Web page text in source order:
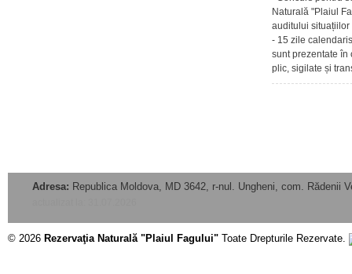
Naturală "Plaiul
auditului situațiilor
- 15 zile
sunt prezentate în
plic, sigilate și
Adresa: Republica Moldova, MD 3642, r-nul. Ungheni, com. Rădenii
© 2026 Rezervaţia Naturală "Plaiul Fagului" Toate Drepturile Rezervate.